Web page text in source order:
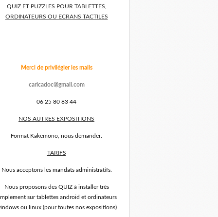
QUIZ ET PUZZLES POUR TABLETTES,
ORDINATEURS OU ECRANS TACTILES
Merci de privilégier les mails
caricadoc@gmail.com
06 25 80 83 44
NOS AUTRES EXPOSITIONS
Format Kakemono, nous demander.
TARIFS
Nous acceptons les mandats administratifs.
Nous proposons des QUIZ à installer très
sur tablettes android et ordinateurs
ou linux (pour toutes nos expositions)